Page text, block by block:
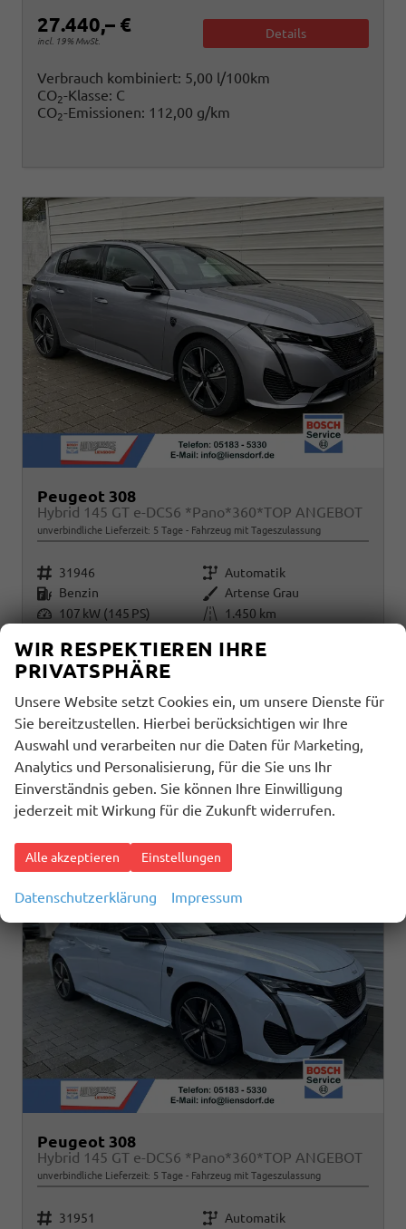
27.440,– €
incl. 19% MwSt.
Details
Verbrauch kombiniert: 5,00 l/100km
CO2-Klasse: C
CO2-Emissionen: 112,00 g/km
Peugeot 308
Hybrid 145 GT e-DCS6 *Pano*360*TOP ANGEBOT
unverbindliche Lieferzeit: 5 Tage Fahrzeug mit Tageszulassung
Fahrzeugnr. 31946 Getriebe Automatik
Kraftstoff Benzin Außenfarbe Artense Grau
Leistung 107 kW (145 PS) Kilometerstand
1.450 km
27.440,– €
Verbrauch kombiniert:5,00 l/100km
CO 2-Emissionen:112,00 g/km
Peugeot 308
Hybrid 145 GT e-DCS6 *Pano*360*TOP ANGEBOT
unverbindliche Lieferzeit: 5 Tage Fahrzeug mit Tageszulassung
Fahrzeugnr. 31951 Getriebe Automatik
WIR RESPEKTIEREN IHRE
PRIVATSPHÄRE
Unsere Website setzt Cookies ein, um unsere Dienste für
Sie bereitzustellen. Hierbei berücksichtigen wir Ihre
Auswahl und verarbeiten nur die Daten für Marketing,
Analytics und Personalisierung, für die Sie uns Ihr
Einverständnis geben. Sie können Ihre Einwilligung
jederzeit mit Wirkung für die Zukunft widerrufen.
Alle akzeptieren Einstellungen
Datenschutzerklärung Impressum